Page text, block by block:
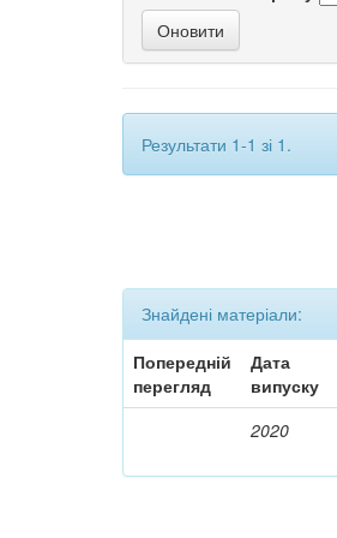
Результати 1-1 зі 1.
Знайдені матеріали:
Попередній
перегляд
Дата
випуску
2020